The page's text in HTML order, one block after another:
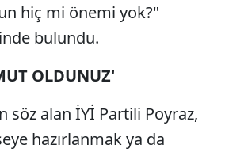
hiç mi önemi yok?"
bulundu.
OLDUNUZ'
söz alan İYİ Partili Poyraz,
hazırlanmak ya da